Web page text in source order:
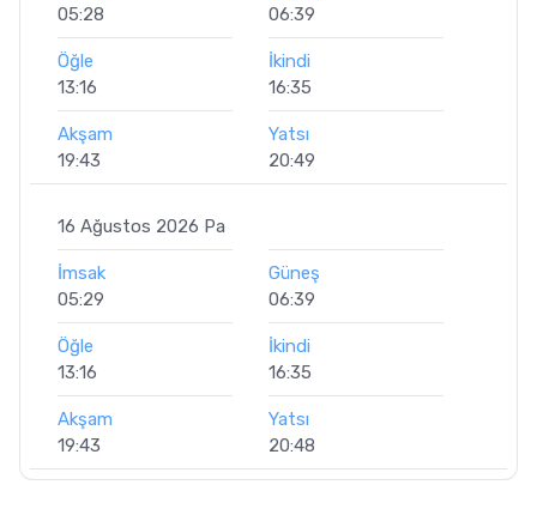
05:28
06:39
Öğle
13:16
İkindi
16:35
Akşam
19:43
Yatsı
20:49
16 Ağustos 2026 Pa
İmsak
05:29
Güneş
06:39
Öğle
13:16
İkindi
16:35
Akşam
19:43
Yatsı
20:48